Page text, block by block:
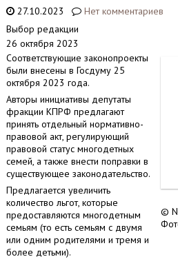
27.10.2023
Нет комментариев
Выбор редакции
26 октября 2023
©
Соответствующие законопроекты
были внесены в Госдуму 25
октября 2023 года.
Авторы инициативы депутаты
фракции КПРФ предлагают
принять отдельный нормативно-
правовой акт, регулирующий
правовой статус многодетных
семей, а также внести поправки в
существующее законодательство.
Предлагается увеличить
количество льгот, которые
предоставляются многодетным
семьям (то есть семьям с двумя
или одним родителями и тремя и
более детьми).